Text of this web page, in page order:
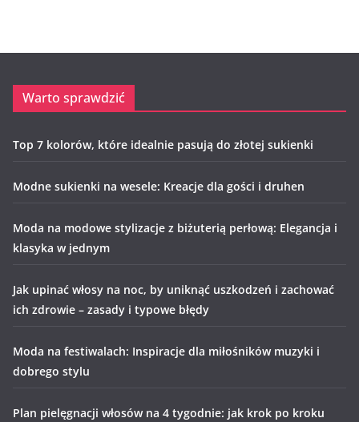
Warto sprawdzić
Top 7 kolorów, które idealnie pasują do złotej sukienki
Modne sukienki na wesele: Kreacje dla gości i druhen
Moda na modowe stylizacje z biżuterią perłową: Elegancja i
klasyka w jednym
Jak upinać włosy na noc, by uniknąć uszkodzeń i zachować
ich zdrowie – zasady i typowe błędy
Moda na festiwalach: Inspiracje dla miłośników muzyki i
dobrego stylu
Plan pielęgnacji włosów na 4 tygodnie: jak krok po kroku